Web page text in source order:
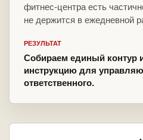
фитнес-центра есть
не держится в ежедневной
РЕЗУЛЬТАТ
Собираем единый контур
инструкцию для
ответственного.